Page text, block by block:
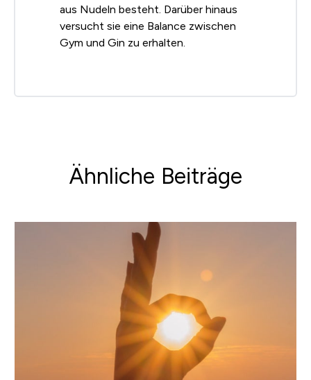
aus Nudeln besteht. Darüber hinaus
versucht sie eine Balance zwischen
Gym und Gin zu erhalten.
Ähnliche Beiträge